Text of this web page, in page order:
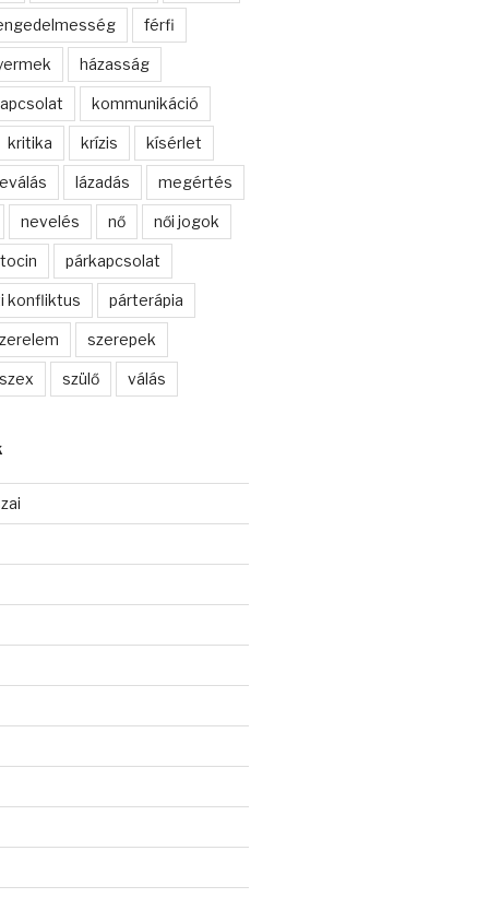
férfi
házasság
kommunikáció
kritika krízis kísérlet
lázadás megértés
nevelés nő női jogok
párkapcsolat
konfliktus párterápia
szerepek
szex szülő válás